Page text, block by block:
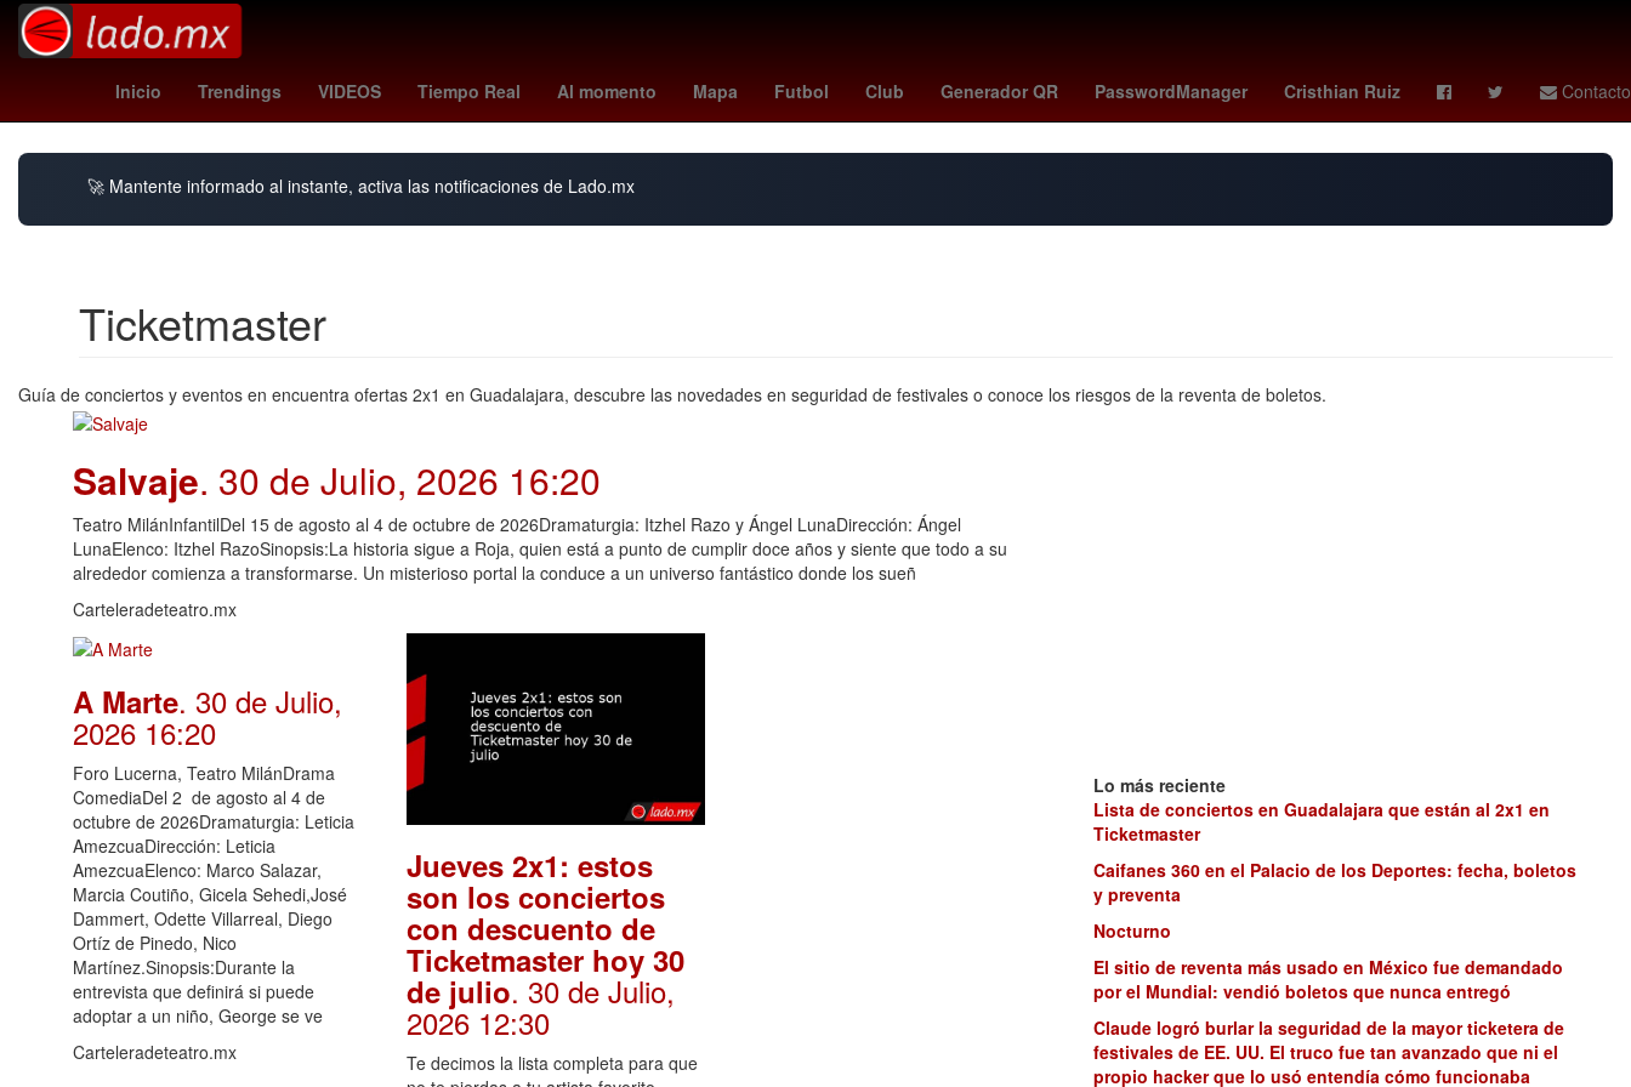
Inicio Trendings VIDEOS Tiempo Real Al momento Mapa Futbol Club Generador QR PasswordManager Cristhian Ruiz Contacto
andré jardine tabla general liga mx 2026 arsenal vs Rosario alerta por precipitaciones peppa pig florian monzon club atlético morelia España HBO
🚀 Mantente informado al instante, activa las notificaciones de Lado.mx
Ticketmaster
Guía de conciertos y eventos en encuentra ofertas 2x1 en Guadalajara, descubre las novedades en seguridad de festivales o conoce los riesgos de la reventa de boletos.
Salvaje. 30 de Julio, 2026 16:20
Teatro MilánInfantilDel 15 de agosto al 4 de octubre de 2026Dramaturgia: Itzhel Razo y Ángel LunaDirección: Ángel
LunaElenco: Itzhel RazoSinopsis:La historia sigue a Roja, quien está a punto de cumplir doce años y siente que todo a su
alrededor comienza a transformarse. Un misterioso portal la conduce a un universo fantástico donde los sueñ
Carteleradeteatro.mx
A Marte. 30 de Julio,
2026 16:20
Foro Lucerna, Teatro MilánDrama
ComediaDel 2 de agosto al 4 de
octubre de 2026Dramaturgia: Leticia
AmezcuaDirección: Leticia
AmezcuaElenco: Marco Salazar,
Marcia Coutiño, Gicela Sehedi,José
Dammert, Odette Villarreal, Diego
Ortíz de Pinedo, Nico
Martínez.Sinopsis:Durante la
entrevista que definirá si puede
adoptar a un niño, George se ve
Carteleradeteatro.mx
Jueves 2x1: estos
son los conciertos
con descuento de
Ticketmaster hoy 30
de julio. 30 de Julio,
2026 12:30
Te decimos la lista completa para que
Lo más reciente
Lista de conciertos en Guadalajara que están al 2x1 en
Ticketmaster
Caifanes 360 en el Palacio de los Deportes: fecha, boletos
y preventa
Nocturno
El sitio de reventa más usado en México fue demandado
por el Mundial: vendió boletos que nunca entregó
Claude logró burlar la seguridad de la mayor ticketera de
festivales de EE. UU. El truco fue tan avanzado que ni el
propio hacker que lo usó entendía cómo funcionaba